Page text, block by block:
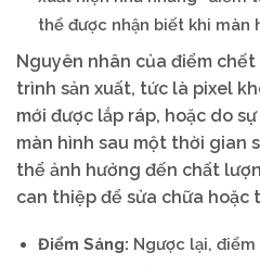
thể được nhận biết khi màn
Nguyên nhân của điểm
trình sản xuất, tức là pixel
mới được lắp ráp, hoặc do
màn hình sau một thời gian
thể ảnh hưởng đến chất
can thiệp để sửa chữa hoặc
Điểm Sáng: Ngược lại,